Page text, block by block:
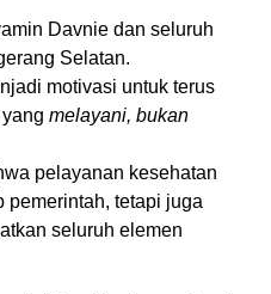
Davnie dan seluruh
Selatan.
motivasi untuk terus
melayani, bukan
pelayanan kesehatan
pemerintah, tetapi juga
seluruh elemen